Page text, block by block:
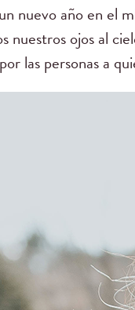
nuevo año en el
nuestros ojos al
las personas a